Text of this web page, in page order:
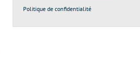
Politique de confidentialité